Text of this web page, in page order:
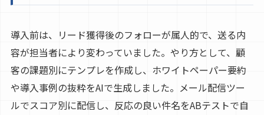
導入前は、リード獲得後のフォローが属人的で、送る内
容が担当者により変わっていました。やり方として、顧
客の課題別にテンプレを作成し、ホワイトペーパー要約
や導入事例の抜粋をAIで生成しました。メール配信ツー
ルでスコア別に配信し、反応の良い件名をABテストで自